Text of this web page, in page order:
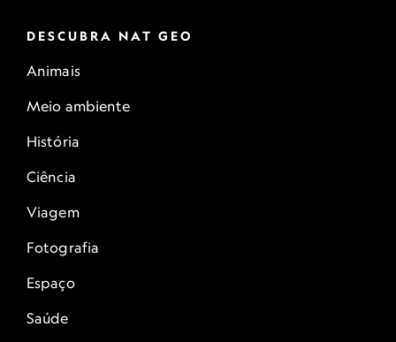
DESCUBRA NAT GEO
Animais
Meio ambiente
História
Ciência
Viagem
Fotografia
Espaço
Saúde